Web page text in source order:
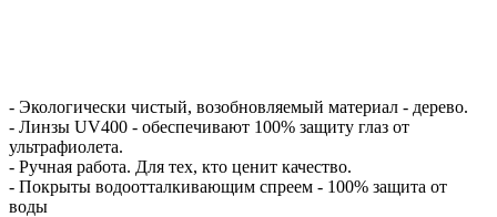
- Экологически чистый, возобновляемый материал - дерево.
- Линзы UV400 - обеспечивают 100% защиту глаз от
ультрафиолета.
- Ручная работа. Для тех, кто ценит качество.
- Покрыты водоотталкивающим спреем - 100% защита от
воды